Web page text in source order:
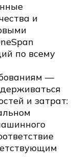
и
по всему
—
и затрат: